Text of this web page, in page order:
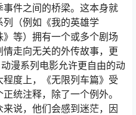
件之间的桥梁。这本身就
（例如《我的英雄学
等）拥有一个或多个剧场
走向无关的外传故事，更
漫系列电影允许更自由的动
度上，《无限列车篇》受
统注释，除了一个例外。
说，他们会感到迷茫，因